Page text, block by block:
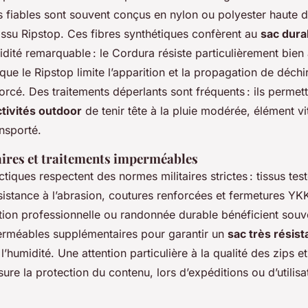
fiables sont souvent conçus en nylon ou polyester haute
Ripstop. Ces fibres synthétiques confèrent au sac
remarquable : le Cordura résiste particulièrement
le Ripstop limite l’apparition et la propagation de
Des traitements déperlants sont fréquents : ils
outdoor de tenir tête à la pluie modérée, élément
et traitements imperméables
respectent des normes militaires strictes : tissus
à l’abrasion, coutures renforcées et fermetures
professionnelle ou randonnée durable bénéficient
supplémentaires pour garantir un sac très
Une attention particulière à la qualité des zips et
la protection du contenu, lors d’expéditions ou